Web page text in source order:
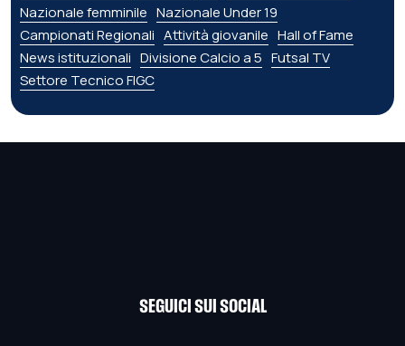
Nazionale femminile Nazionale Under 19
Campionati Regionali Attività giovanile Hall of Fame
News istituzionali Divisione Calcio a 5 Futsal TV
Settore Tecnico FIGC
SEGUICI SUI SOCIAL